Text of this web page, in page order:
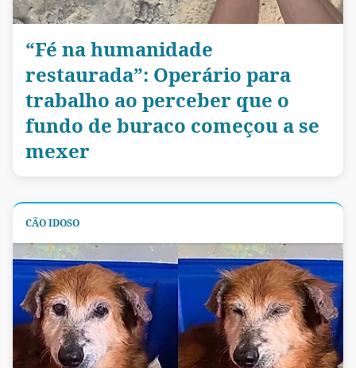
“Fé na humanidade
restaurada”: Operário para
trabalho ao perceber que o
fundo de buraco começou a se
mexer
CÃO IDOSO